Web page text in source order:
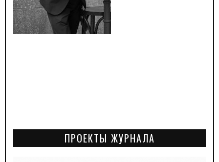
ПРОЕКТЫ ЖУРНАЛА